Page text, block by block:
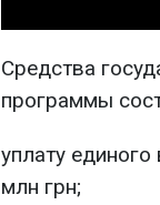
Средства
программы
уплату
млн грн;